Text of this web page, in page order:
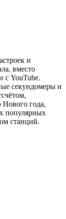
и
вместо
с YouTube.
секундомеры и
Нового года,
популярных
станций.